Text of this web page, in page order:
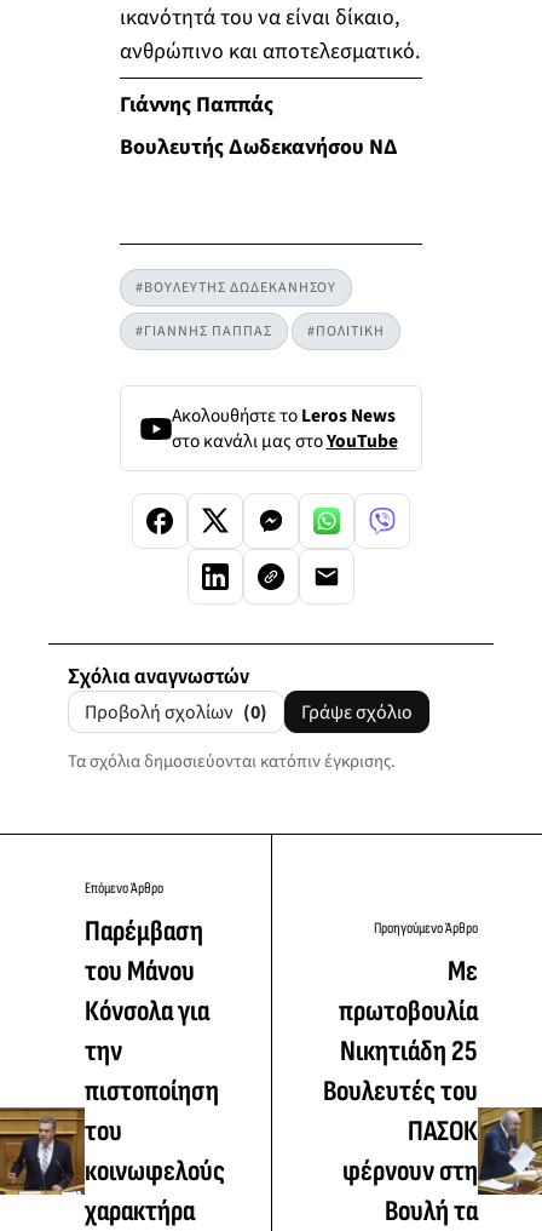
ικανότητά του να είναι δίκαιο,
ανθρώπινο και αποτελεσματικό.
Γιάννης Παππάς
Βουλευτής Δωδεκανήσου ΝΔ
#ΒΟΥΛΕΥΤΗΣ ΔΩΔΕΚΑΝΗΣΟΥ
#ΓΙΑΝΝΗΣ ΠΑΠΠΑΣ #ΠΟΛΙΤΙΚΗ
Ακολουθήστε τοLeros News
στο κανάλι μας στοYouTube
Σχόλια αναγνωστών
Προβολή σχολίων (0) Γράψε σχόλιο
Τα σχόλια δημοσιεύονται κατόπιν έγκρισης.
Επόμενο Άρθρο
Παρέμβαση
του Μάνου
Κόνσολα για
την
πιστοποίηση
του
κοινωφελούς
χαρακτήρα
Προηγούμενο Άρθρο
Με
πρωτοβουλία
Νικητιάδη 25
Βουλευτές του
ΠΑΣΟΚ
φέρνουν στη
Βουλή τα